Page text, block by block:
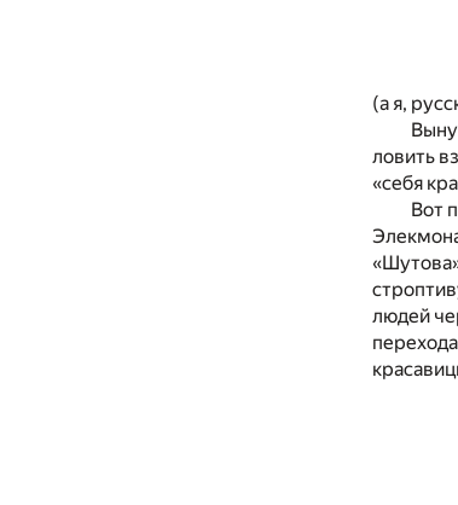
(а я,
ловить
«себя
Вот
людей